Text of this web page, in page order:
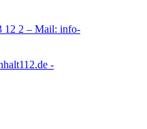
12 2 – Mail: info-
-